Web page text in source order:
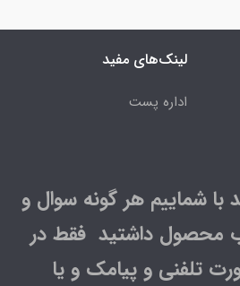
لینک‌های مفید
اداره پست
با شماییم هر گونه سوال و
محصول داشتید فقط در
تلفنی و پیامک و یا